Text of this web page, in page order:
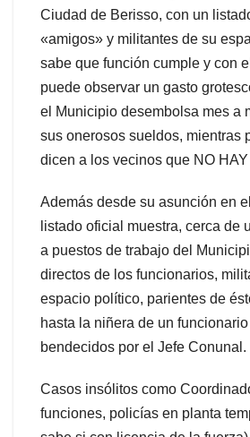
Ciudad de Berisso, con un
«amigos» y militantes de su
sabe que función cumple y con
puede observar un gasto
el Municipio desembolsa mes a
sus onerosos sueldos, mientras
dicen a los vecinos que NO HAY
Además desde su asunción en
listado oficial muestra, cerca de
a puestos de trabajo del
directos de los funcionarios,
espacio político, parientes de
hasta la niñera de un
bendecidos por el Jefe Conunal.
Casos insólitos como
funciones, policías en planta